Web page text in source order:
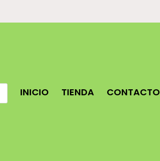
INICIO TIENDA CONTACTO